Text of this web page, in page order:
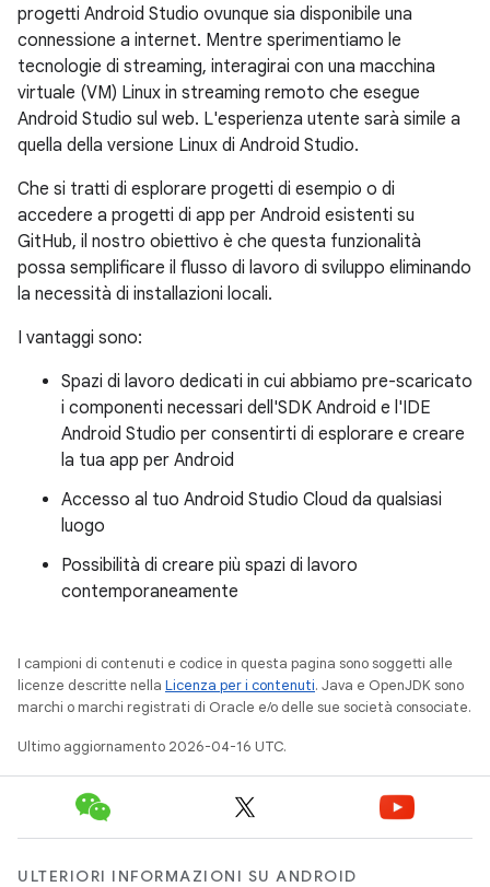
progetti Android Studio ovunque sia disponibile una
connessione a internet. Mentre sperimentiamo le
tecnologie di streaming, interagirai con una macchina
virtuale (VM) Linux in streaming remoto che esegue
Android Studio sul web. L'esperienza utente sarà simile a
quella della versione Linux di Android Studio.
Che si tratti di esplorare progetti di esempio o di
accedere a progetti di app per Android esistenti su
GitHub, il nostro obiettivo è che questa funzionalità
possa semplificare il flusso di lavoro di sviluppo eliminando
la necessità di installazioni locali.
I vantaggi sono:
Spazi di lavoro dedicati in cui abbiamo pre-scaricato
i componenti necessari dell'SDK Android e l'IDE
Android Studio per consentirti di esplorare e creare
la tua app per Android
Accesso al tuo Android Studio Cloud da qualsiasi
luogo
Possibilità di creare più spazi di lavoro
contemporaneamente
I campioni di contenuti e codice in questa pagina sono soggetti alle
licenze descritte nella Licenza per i contenuti. Java e OpenJDK sono
marchi o marchi registrati di Oracle e/o delle sue società consociate.
Ultimo aggiornamento 2026-04-16 UTC.
ULTERIORI INFORMAZIONI SU ANDROID